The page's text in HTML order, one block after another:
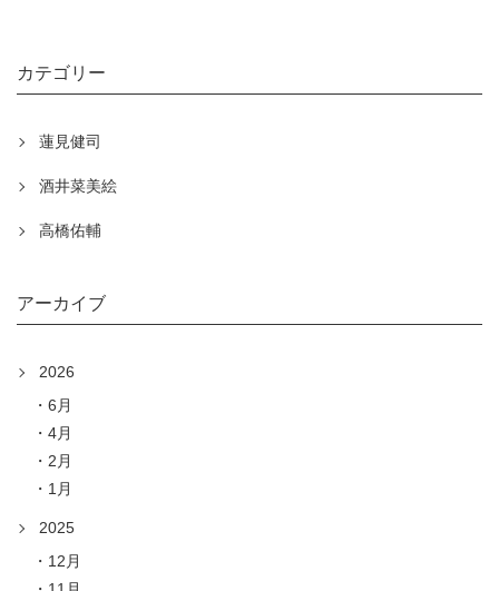
カテゴリー
蓮見健司
酒井菜美絵
高橋佑輔
アーカイブ
2026
6月
4月
2月
1月
2025
12月